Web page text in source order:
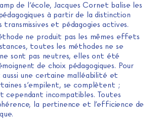
de l’école, Jacques Cornet balise les
à partir de la distinction
et pédagogies actives.
ne produit pas les mêmes effets
toutes les méthodes ne se
sont pas neutres, elles ont été
de choix pédagogiques. Pour
une certaine malléabilité et
s’empilent, se complètent ;
cependant incompatibles. Toutes
la pertinence et l’efficience de